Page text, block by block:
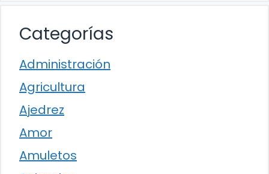
Categorías
Administración
Agricultura
Ajedrez
Amor
Amuletos